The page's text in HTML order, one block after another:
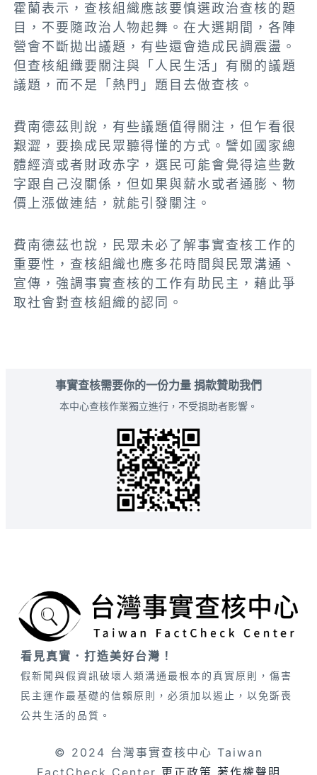
霍蘭表示，查核組織應該要慎選政治查核的題
目，不要隨政治人物起舞。在大選期間，各陣
營會不斷拋出議題，有些還會造成民調震盪。
但查核組織要關注與「人民生活」有關的議題
議題，而不是「熱門」題目去做查核。
費南德茲則說，有些議題值得關注，但乍看很
艱澀，要換成民眾聽得懂的方式。譬如國家總
體經濟或者財政赤字，選民可能會覺得這些數
字跟自己沒關係，但如果與薪水或者通膨、物
價上漲做連結，就能引發關注。
費南德茲也說，民眾未必了解事實查核工作的
重要性，查核組織也應多花時間與民眾溝通、
宣傳，強調事實查核的工作有助民主，藉此爭
取社會對查核組織的認同。
事實查核需要你的一份力量 捐款贊助我們
本中心查核作業獨立進行，不受捐助者影響。
看見真實．打造美好台灣！
假新聞與假資訊破壞人類溝通最根本的真實原則，傷害
民主運作最基礎的信賴原則，必須加以遏止，以免斲喪
公共生活的品質。
© 2024 台灣事實查核中心 Taiwan